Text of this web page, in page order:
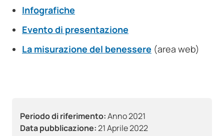
Periodo di riferimento:Anno 2021
Data pubblicazione:21 Aprile 2022
Infografiche
Evento di presentazione
La misurazione del benessere (area web)